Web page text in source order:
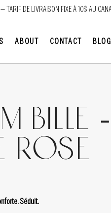
ABOUT CONTACT BLOG
bille -
Rose
Séduit.